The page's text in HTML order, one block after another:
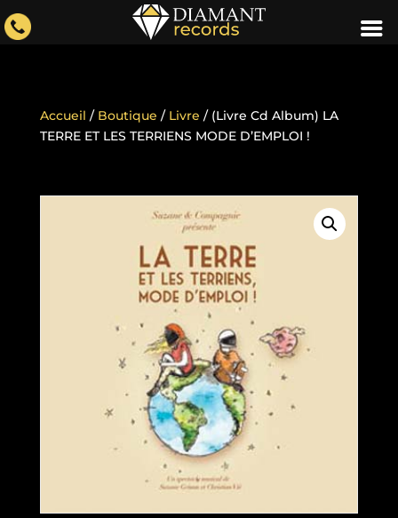
Accueil / Boutique / Livre / (Livre Cd Album) LA
TERRE ET LES TERRIENS MODE D’EMPLOI !